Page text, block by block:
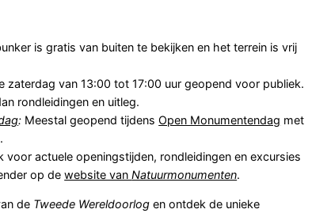
is gratis van buiten te bekijken en het terrein is vrij
zaterdag van 13:00 tot 17:00 uur geopend voor publiek.
rondleidingen en uitleg.
: Meestal geopend tijdensOpen Monumentendag met
voor actuele openingstijden, rondleidingen en excursies
op dewebsite vanNatuurmonumenten.
de Tweede Wereldoorlogen ontdek de unieke